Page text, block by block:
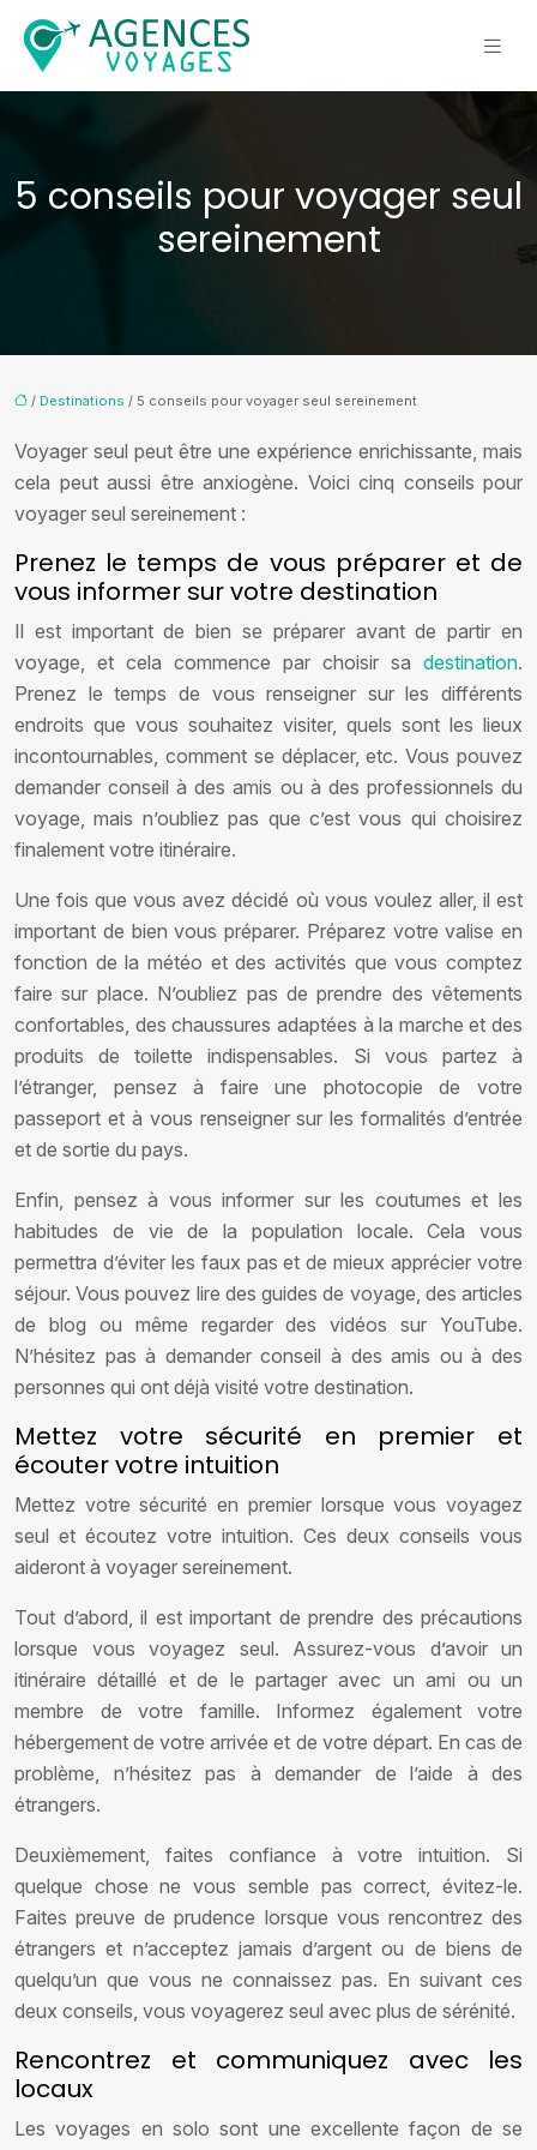
5 conseils pour voyager seul
sereinement
/ Destinations / 5 conseils pour voyager seul sereinement
Voyager seul peut être une expérience enrichissante, mais
cela peut aussi être anxiogène. Voici cinq conseils pour
voyager seul sereinement :
Prenez le temps de vous préparer et de
vous informer sur votre destination
Il est important de bien se préparer avant de partir en
voyage, et cela commence par choisir sa destination.
Prenez le temps de vous renseigner sur les différents
endroits que vous souhaitez visiter, quels sont les lieux
incontournables, comment se déplacer, etc. Vous pouvez
demander conseil à des amis ou à des professionnels du
voyage, mais n’oubliez pas que c’est vous qui choisirez
finalement votre itinéraire.
Une fois que vous avez décidé où vous voulez aller, il est
important de bien vous préparer. Préparez votre valise en
fonction de la météo et des activités que vous comptez
faire sur place. N’oubliez pas de prendre des vêtements
confortables, des chaussures adaptées à la marche et des
produits de toilette indispensables. Si vous partez à
l’étranger, pensez à faire une photocopie de votre
passeport et à vous renseigner sur les formalités d’entrée
et de sortie du pays.
Enfin, pensez à vous informer sur les coutumes et les
habitudes de vie de la population locale. Cela vous
permettra d’éviter les faux pas et de mieux apprécier votre
séjour. Vous pouvez lire des guides de voyage, des articles
de blog ou même regarder des vidéos sur YouTube.
N’hésitez pas à demander conseil à des amis ou à des
personnes qui ont déjà visité votre destination.
Mettez votre sécurité en premier et
écouter votre intuition
Mettez votre sécurité en premier lorsque vous voyagez
seul et écoutez votre intuition. Ces deux conseils vous
aideront à voyager sereinement.
Tout d’abord, il est important de prendre des précautions
lorsque vous voyagez seul. Assurez-vous d’avoir un
itinéraire détaillé et de le partager avec un ami ou un
membre de votre famille. Informez également votre
hébergement de votre arrivée et de votre départ. En cas de
problème, n’hésitez pas à demander de l’aide à des
étrangers.
Deuxièmement, faites confiance à votre intuition. Si
quelque chose ne vous semble pas correct, évitez-le.
Faites preuve de prudence lorsque vous rencontrez des
étrangers et n’acceptez jamais d’argent ou de biens de
quelqu’un que vous ne connaissez pas. En suivant ces
deux conseils, vous voyagerez seul avec plus de sérénité.
Rencontrez et communiquez avec les
locaux
Les voyages en solo sont une excellente façon de se